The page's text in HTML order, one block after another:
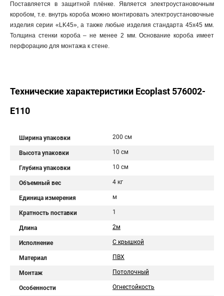
Поставляется в защитной плёнке. Является электроустановочным
коробом, т.е. внутрь короба можно монтировать электроустановочные
изделия серии «LK45», а также любые изделия стандарта 45х45 мм.
Толщина стенки короба – не менее 2 мм. Основание короба имеет
перфорацию для монтажа к стене.
Технические характеристики Ecoplast 576002-
E110
Ширина упаковки 200 см
Высота упаковки 10 см
Глубина упаковки 10 см
Объемный вес 4 кг
Единица измерения м
Кратность поставки 1
Длина 2м
Исполнение С крышкой
Материал ПВХ
Монтаж Потолочный
Особенности Огнестойкость